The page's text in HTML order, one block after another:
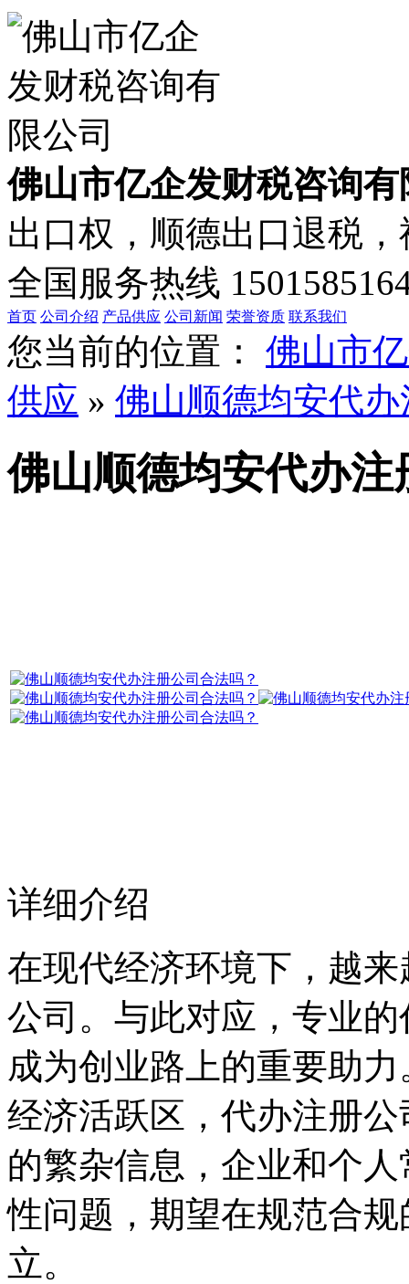
佛山市亿企发财税咨询有
出口权，顺德出口退税
全国服务热线
首页 公司介绍 产品供应 公司新闻 荣誉资质 联系我们
您当前的位置：
佛山市
供应 » 佛山顺德均安代
佛山顺德均安代办
详细介绍
在现代经济环境下，越
公司。与此对应，专业
成为创业路上的重要助
经济活跃区，代办注册
的繁杂信息，企业和个
性问题，期望在规范合
立。